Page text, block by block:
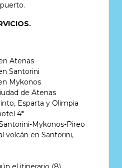
Atenas
Santorini
Mykonos
de Atenas
Esparta y Olimpia
4*
Mykonos-Pireo
volcán en Santorini,